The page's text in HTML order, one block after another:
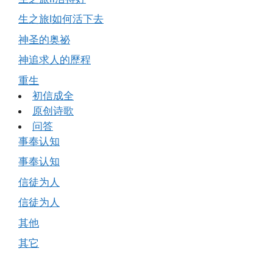
生之旅Ⅰ如何活下去
神圣的奥祕
神追求人的歷程
重生
初信成全
原创诗歌
问答
事奉认知
事奉认知
信徒为人
信徒为人
其他
其它